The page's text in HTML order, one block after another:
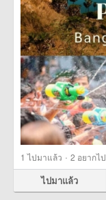
1 ไปมาแล้ว · 2 อยากไป
ไปมาแล้ว